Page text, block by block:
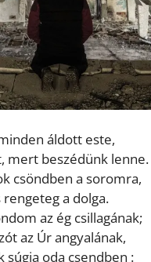
áldott este,
mert beszédünk lenne.
csöndben a soromra,
a dolga.
az ég csillagának;
az Úr angyalának,
súgja oda csendben :